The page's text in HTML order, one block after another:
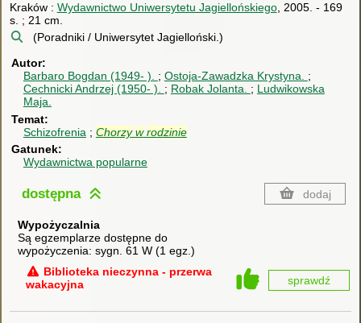
Kraków : Wydawnictwo Uniwersytetu Jagiellońskiego, 2005. - 169
s. ; 21 cm.
(Poradniki / Uniwersytet Jagielloński.)
Autor
Barbaro Bogdan (1949- ).
Ostoja-Zawadzka Krystyna.
Cechnicki Andrzej (1950- ).
Robak Jolanta.
Ludwikowska
Maja.
Temat
Schizofrenia
Chorzy w rodzinie
Gatunek
Wydawnictwa popularne
dostępna dodaj
Wypożyczalnia
Są egzemplarze dostępne do
wypożyczenia: sygn. 61 W (1 egz.)
Biblioteka nieczynna - przerwa
wakacyjna
sprawdź